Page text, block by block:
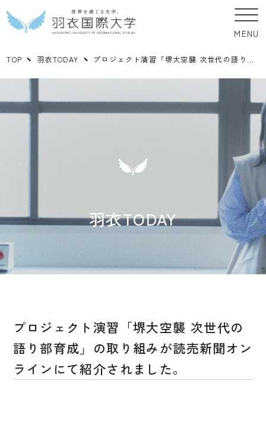
MENU
TOP 羽衣TODAY プロジェクト演習「堺大空襲 次世代の語り部育成」の取り組みが読売新聞オンラインにて紹介されました。
羽衣TODAY
プロジェクト演習「堺大空襲 次世代の
語り部育成」の取り組みが読売新聞オン
ラインにて紹介されました。